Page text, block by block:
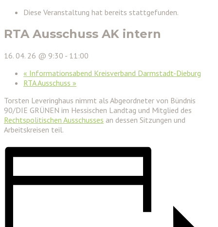
Diese Veranstaltung hat bereits stattgefunden.
RTA Ausschuss AK intern
16. 04. 26 @ 9:30 - 11:00
« Informationsabend Kreisverband Darmstadt-Dieburg
RTA Ausschuss »
Torsten Leveringhaus nimmt als Abgeordneter von Bündnis
90/DIE GRÜNEN im Hessischen Landtag und Mitglied des
Rechtspolitischen Ausschusses an dessen Sitzungen und
Arbeitskreisen teil.